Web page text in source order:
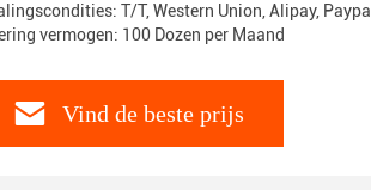
T/T, Western Union, Alipay, Paypal
vermogen: 100 Dozen per Maand
Vind de beste prijs